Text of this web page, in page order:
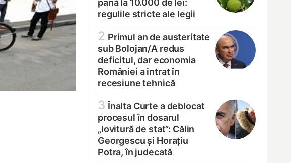
până la 10.000 de lei:
regulile stricte ale legii
2 Primul an de austeritate
sub Bolojan/A redus
deficitul, dar economia
României a intrat în
recesiune tehnică
3 Înalta Curte a deblocat
procesul în dosarul
„lovitură de stat”: Călin
Georgescu și Horațiu
Potra, în judecată